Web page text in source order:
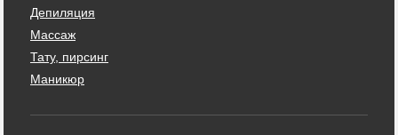
Депиляция
Массаж
Тату, пирсинг
Маникюр